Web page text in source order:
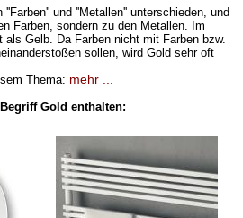
''Farben'' und ''Metallen'' unterschieden, und
Farben, sondern zu den Metallen. Im
als Gelb. Da Farben nicht mit Farben bzw.
sollen, wird Gold sehr oft
Thema: mehr ...
Gold enthalten: